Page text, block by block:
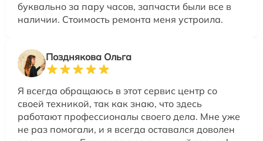
буквально за пару часов, запчасти были все в
наличии. Стоимость ремонта меня устроила.
Позднякова Ольга
Я всегда обращаюсь в этот сервис центр со
своей техникой, так как знаю, что здесь
работают профессионалы своего дела. Мне уже
не раз помогали, и я всегда оставался доволен